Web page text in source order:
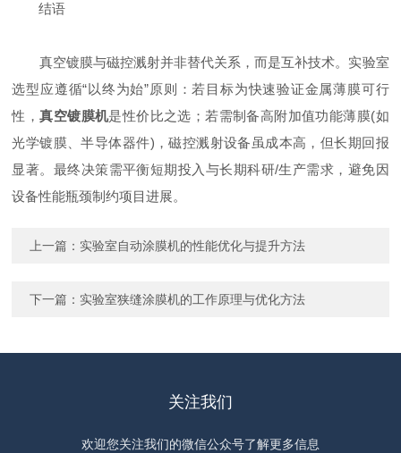
结语
真空镀膜与磁控溅射并非替代关系，而是互补技术。实验室
选型应遵循“以终为始”原则：若目标为快速验证金属薄膜可行
性，真空镀膜机是性价比之选；若需制备高附加值功能薄膜(如
光学镀膜、半导体器件)，磁控溅射设备虽成本高，但长期回报
显著。最终决策需平衡短期投入与长期科研/生产需求，避免因
设备性能瓶颈制约项目进展。
上一篇： 实验室自动涂膜机的性能优化与提升方法
下一篇： 实验室狭缝涂膜机的工作原理与优化方法
关注我们
欢迎您关注我们的微信公众号了解更多信息